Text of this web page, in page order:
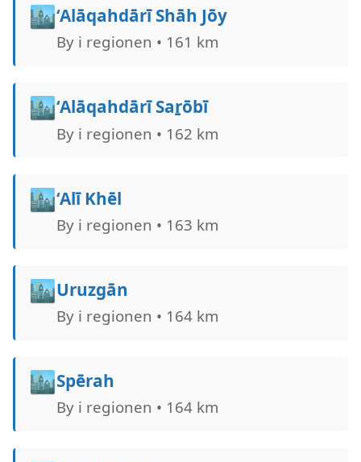
🏙️‘Alāqahdārī Shāh Jōy
By i regionen • 161 km
🏙️‘Alāqahdārī Saṟōbī
By i regionen • 162 km
🏙️‘Alī Khēl
By i regionen • 163 km
🏙️Uruzgān
By i regionen • 164 km
🏙️Spērah
By i regionen • 164 km